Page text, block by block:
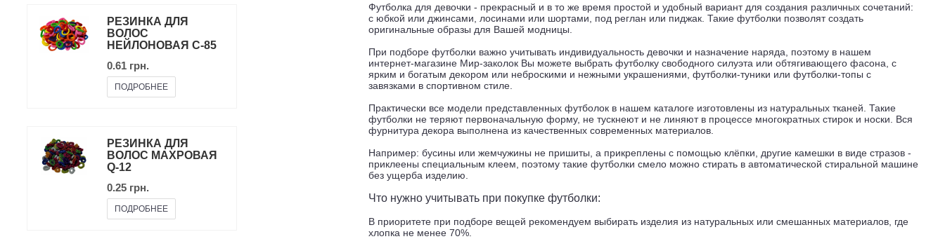
РЕЗИНКА ДЛЯ
ВОЛОС
НЕЙЛОНОВАЯ C-85
0.61 грн.
ПОДРОБНЕЕ
РЕЗИНКА ДЛЯ
ВОЛОС МАХРОВАЯ
Q-12
0.25 грн.
ПОДРОБНЕЕ
Футболка для девочки - прекрасный и в то же время простой и удобный вариант для создания различных сочетаний:
с юбкой или джинсами, лосинами или шортами, под реглан или пиджак. Такие футболки позволят создать
оригинальные образы для Вашей модницы.
При подборе футболки важно учитывать индивидуальность девочки и назначение наряда, поэтому в нашем
интернет-магазине Мир-заколок Вы можете выбрать футболку свободного силуэта или обтягивающего фасона, с
ярким и богатым декором или неброскими и нежными украшениями, футболки-туники или футболки-топы с
завязками в спортивном стиле.
Практически все модели представленных футболок в нашем каталоге изготовлены из натуральных тканей. Такие
футболки не теряют первоначальную форму, не тускнеют и не линяют в процессе многократных стирок и носки. Вся
фурнитура декора выполнена из качественных современных материалов.
Например: бусины или жемчужины не пришиты, а прикреплены с помощью клёпки, другие камешки в виде стразов -
приклеены специальным клеем, поэтому такие футболки смело можно стирать в автоматической стиральной машине
без ущерба изделию.
Что нужно учитывать при покупке футболки:
В приоритете при подборе вещей рекомендуем выбирать изделия из натуральных или смешанных материалов, где
хлопка не менее 70%.